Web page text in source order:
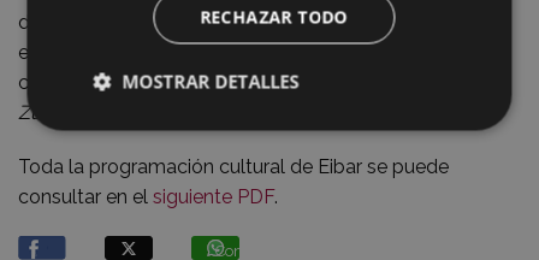
distancia, en la tradición de los viejos carnavales
europeos y en la representación de los personajes (El
cortejo nupcial Lachera,Laché, los cuatro
Zuavi, Bebé
Toda la programación cultural de Eibar se puede
consultar en el siguiente PDF.
Compartir
RECHAZAR TODO
MOSTRAR DETALLES